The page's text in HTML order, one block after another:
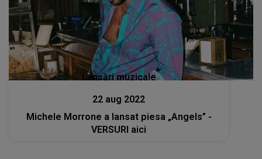
Lansări muzicale
22 aug 2022
Michele Morrone a lansat piesa „Angels” -
VERSURI aici